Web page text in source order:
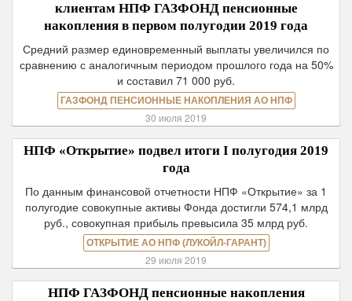
клиентам НПФ ГАЗФОНД пенсионные
накопления в первом полугодии 2019 года
Средний размер единовременный выплаты увеличился по
сравнению с аналогичным периодом прошлого года на 50%
и составил 71 000 руб.
ГАЗФОНД ПЕНСИОННЫЕ НАКОПЛЕНИЯ АО НПФ
30 июля 2019
НПФ «Открытие» подвел итоги I полугодия 2019
года
По данным финансовой отчетности НПФ «Открытие» за 1
полугодие совокупные активы Фонда достигли 574,1 млрд
руб., совокупная прибыль превысила 35 млрд руб.
ОТКРЫТИЕ АО НПФ (ЛУКОЙЛ-ГАРАНТ)
29 июля 2019
НПФ ГАЗФОНД пенсионные накопления